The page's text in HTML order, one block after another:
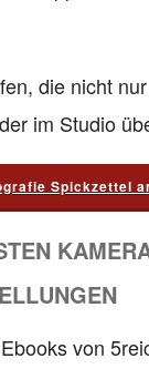
die nicht
im Studio
Spickzettel
von